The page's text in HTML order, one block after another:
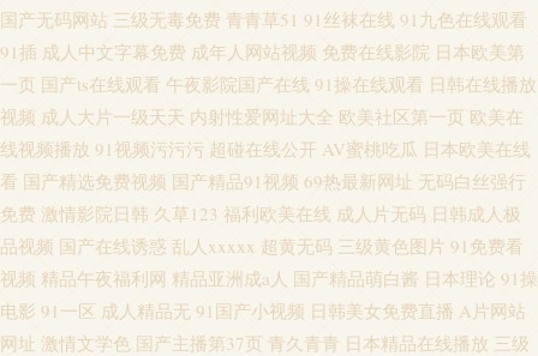
国产无码网站 三级无毒免费 青青草51 91丝袜在线 91九色在线观看
91插 成人中文字幕免费 成年人网站视频 免费在线影院 日本欧美第
一页 国产ts在线观看 午夜影院国产在线 91操在线观看 日韩在线播放
视频 成人大片一级天天 内射性爱网址大全 欧美社区第一页 欧美在
线视频播放 91视频污污污 超碰在线公开 AV蜜桃吃瓜 日本欧美在线
看 国产精选免费视频 国产精品91视频 69热最新网址 无码白丝强行
免费 激情影院日韩 久草123 福利欧美在线 成人片无码 日韩成人极
品视频 国产在线诱惑 乱人xxxxx 超黄无码 三级黄色图片 91免费看
视频 精品午夜福利网 精品亚洲成a人 国产精品萌白酱 日本理论 91操
电影 91一区 成人精品无 91国产小视频 日韩美女免费直播 A片网站
网址 激情文学色 国产主播第37页 青久青青 日本精品在线播放 三级